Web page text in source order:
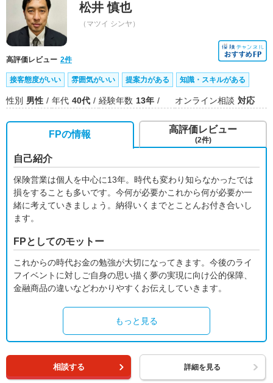
松井 慎也
（マツイ シンヤ）
高評価レビュー 2件
接客態度がいい 雰囲気がいい 提案力がある 知識・スキルがある
性別 男性 年代 40代 経験年数 13年 オンライン相談 対応
FPの情報
自己紹介
保険営業は個人を中心に13年。時代も変わり知らなかったでは
損をすることも多いです。今何が必要かこれから何が必要か一
緒に考えていきましょう。納得いくまでとことんお付き合いし
ます。
FPとしてのモットー
これからの時代お金の勉強が大切になってきます。今後のライ
フイベントに対しご自身の思い描く夢の実現に向け公的保障、
金融商品の違いなどわかりやすくお伝えしていきます。
もっと見る
高評価レビュー
(2件)
相談する 詳細を見る